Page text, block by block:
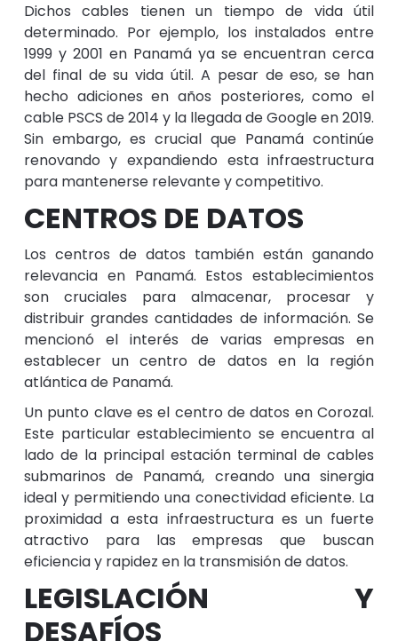
Dichos cables tienen un tiempo de vida útil
determinado. Por ejemplo, los instalados entre
1999 y 2001 en Panamá ya se encuentran cerca
del final de su vida útil. A pesar de eso, se han
hecho adiciones en años posteriores, como el
cable PSCS de 2014 y la llegada de Google en 2019.
Sin embargo, es crucial que Panamá continúe
renovando y expandiendo esta infraestructura
para mantenerse relevante y competitivo.
CENTROS DE DATOS
Los centros de datos también están ganando
relevancia en Panamá. Estos establecimientos
son cruciales para almacenar, procesar y
distribuir grandes cantidades de información. Se
mencionó el interés de varias empresas en
establecer un centro de datos en la región
atlántica de Panamá.
Un punto clave es el centro de datos en Corozal.
Este particular establecimiento se encuentra al
lado de la principal estación terminal de cables
submarinos de Panamá, creando una sinergia
ideal y permitiendo una conectividad eficiente. La
proximidad a esta infraestructura es un fuerte
atractivo para las empresas que buscan
eficiencia y rapidez en la transmisión de datos.
LEGISLACIÓN Y
DESAFÍOS